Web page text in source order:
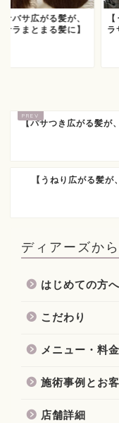
サバサ広がる髪が、
サラまとまる髪に】
ラ
【パサつき広がる髪が
【うねり広がる髪が
ディアーズか
はじめての方へ
こだわり
メニュー・料金
施術事例とお
店舗詳細